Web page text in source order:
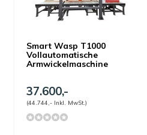
Smart Wasp T1000
Vollautomatische
Armwickelmaschine
37.600,-
(44.744,- Inkl. MwSt.)